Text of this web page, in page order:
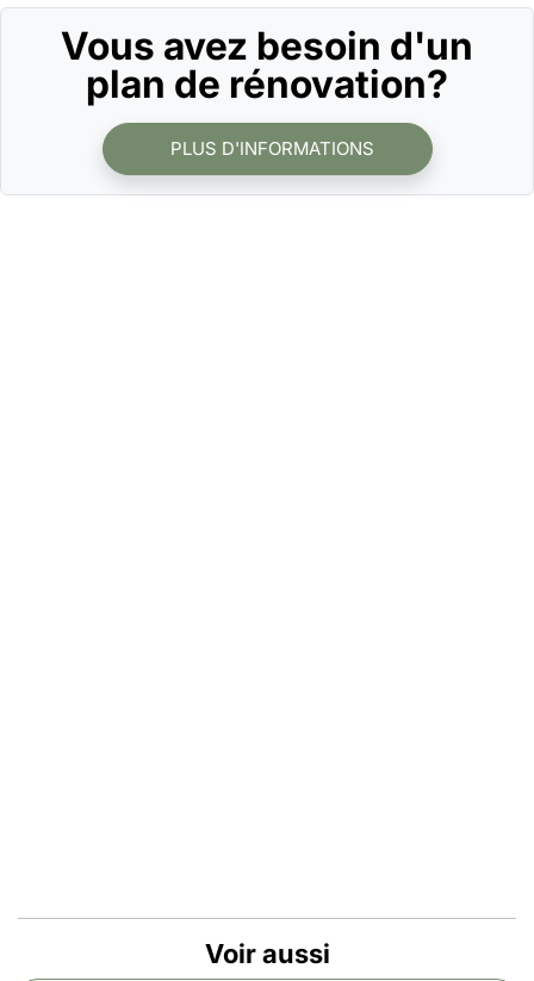
Vous avez besoin d'un
plan de rénovation?
PLUS D'INFORMATIONS
Voir aussi